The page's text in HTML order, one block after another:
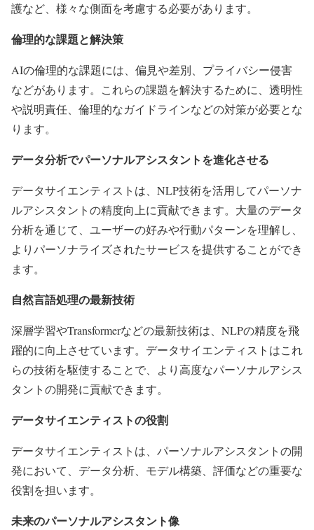
護など、様々な側面を考慮する必要があります。
倫理的な課題と解決策
AIの倫理的な課題には、偏見や差別、プライバシー侵害
などがあります。これらの課題を解決するために、透明性
や説明責任、倫理的なガイドラインなどの対策が必要とな
ります。
データ分析でパーソナルアシスタントを進化させる
データサイエンティストは、NLP技術を活用してパーソナ
ルアシスタントの精度向上に貢献できます。大量のデータ
分析を通じて、ユーザーの好みや行動パターンを理解し、
よりパーソナライズされたサービスを提供することができ
ます。
自然言語処理の最新技術
深層学習やTransformerなどの最新技術は、NLPの精度を飛
躍的に向上させています。データサイエンティストはこれ
らの技術を駆使することで、より高度なパーソナルアシス
タントの開発に貢献できます。
データサイエンティストの役割
データサイエンティストは、パーソナルアシスタントの開
発において、データ分析、モデル構築、評価などの重要な
役割を担います。
未来のパーソナルアシスタント像